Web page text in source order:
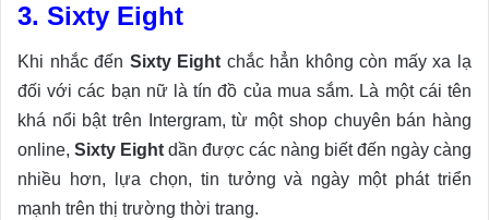
3. Sixty Eight
Khi nhắc đến Sixty Eight chắc hẳn không còn mấy xa lạ
đối với các bạn nữ là tín đồ của mua sắm. Là một cái tên
khá nổi bật trên Intergram, từ một shop chuyên bán hàng
online, Sixty Eight dần được các nàng biết đến ngày càng
nhiều hơn, lựa chọn, tin tưởng và ngày một phát triển
mạnh trên thị trường thời trang.